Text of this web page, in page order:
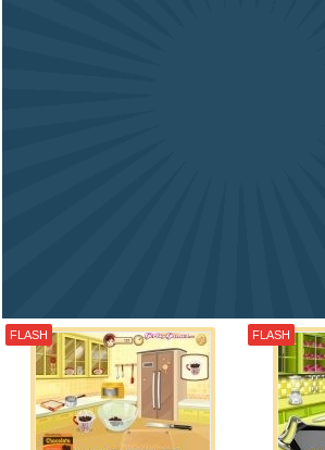
FLASH FLASH